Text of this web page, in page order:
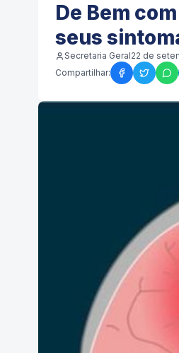
De Bem
seus
Secretaria Geral22 de
Compartilhar: